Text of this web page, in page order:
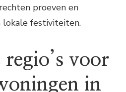
proeven en
lokale festiviteiten.
voor
in